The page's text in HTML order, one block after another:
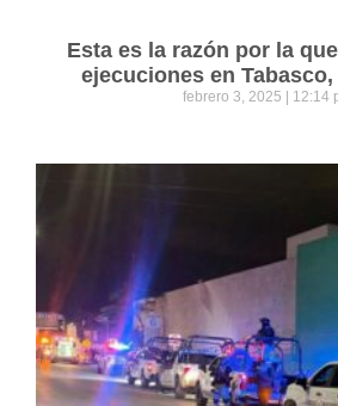
Esta es la razón por la
ejecuciones en
febrero 3, 2025 12:14